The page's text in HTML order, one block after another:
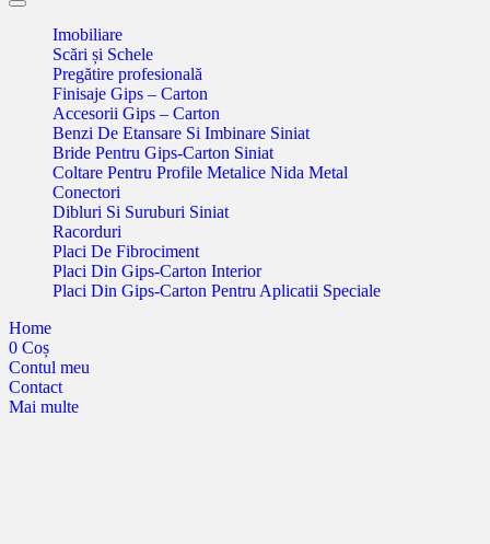
Toggle
navigationImobiliare
Scări și Schele
Pregătire profesională
Finisaje Gips – Carton
Accesorii Gips – Carton
Benzi De Etansare Si Imbinare Siniat
Bride Pentru Gips-Carton Siniat
Coltare Pentru Profile Metalice Nida Metal
Conectori
Dibluri Si Suruburi Siniat
Racorduri
Placi De Fibrociment
Placi Din Gips-Carton Interior
Placi Din Gips-Carton Pentru Aplicatii Speciale
Home
0 Coș
Contul meu
Contact
Mai multe